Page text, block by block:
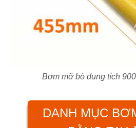
Bơm mỡ bò dung tích
DANH MỤC